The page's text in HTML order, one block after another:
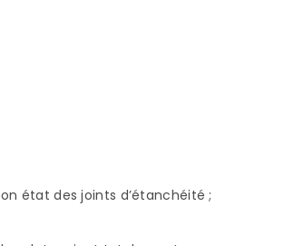
état des joints d’étanchéité ;